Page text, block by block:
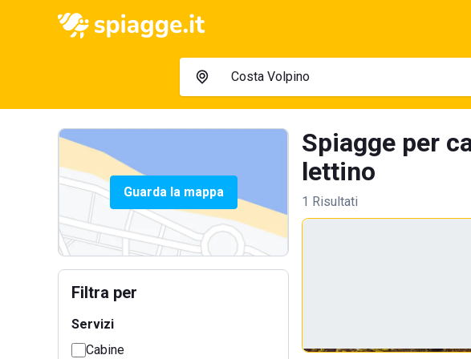
Guarda la mappa
Filtra per
Servizi
Cabine
Spiagge per
lettino
1 Risultati